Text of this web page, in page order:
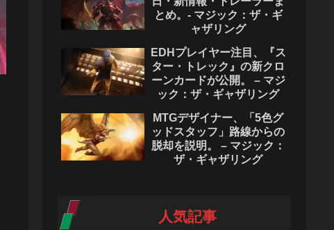
とめ。- マジック：ザ・ギ
ャザリング
EDHプレイヤー注目、『ス
ター・トレック』の新クロ
ーンカードが公開。 – マジ
ック：ザ・ギャザリング
MTGデザイナー、「5色グ
ッドスタッフ」路線からの
脱却を説明。 – マジック：
ザ・ギャザリング
人気記事